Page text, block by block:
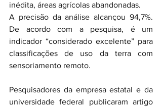
inédita, áreas agrícolas abandonadas.
A precisão da análise alcançou 94,7%.
De acordo com a pesquisa, é um
indicador “considerado excelente” para
classificações de uso da terra com
sensoriamento remoto.
Pesquisadores da empresa estatal e da
universidade federal publicaram artigo